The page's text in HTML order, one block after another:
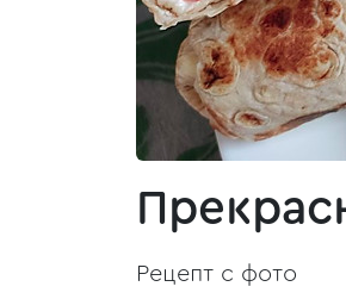
Рецепт с фото